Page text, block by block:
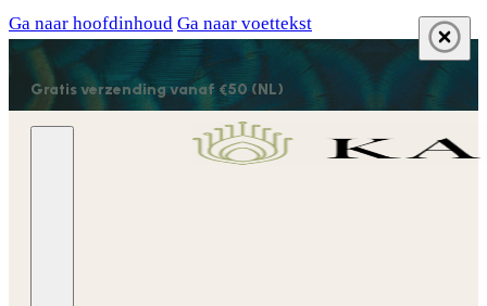
Ga naar hoofdinhoud Ga naar voettekst
Gratis verzending vanaf €50 (NL)